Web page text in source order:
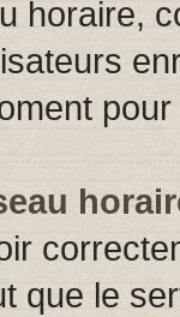
horaire,
que le